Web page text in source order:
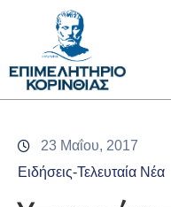
Επιμελητήριο
Υπηρεσίες
Προγράμματα
23 Μαΐου, 2017
Ειδήσεις-Τελευταία Νέα